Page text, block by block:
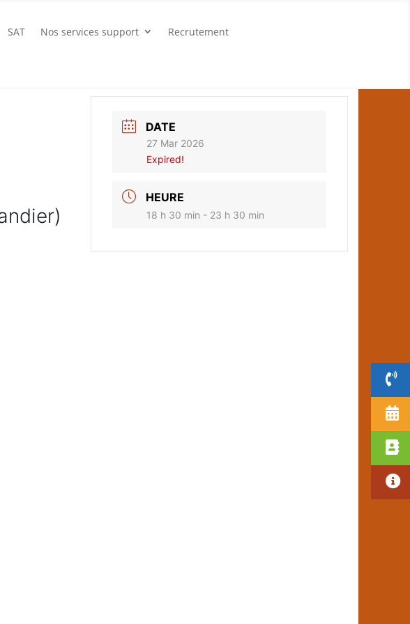
SAT Nos services support
Recrutement
DATE
27 Mar 2026
Expired!
HEURE
18 h 30 min - 23 h 30 min